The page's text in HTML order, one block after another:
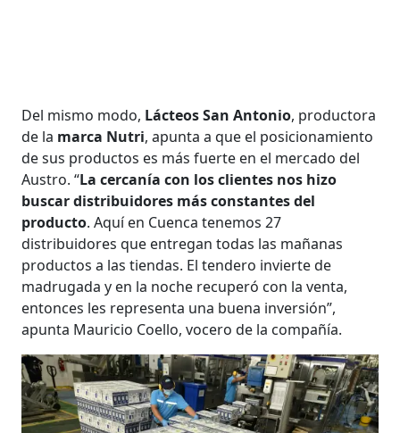
Del mismo modo, Lácteos San Antonio, productora
de la marca Nutri, apunta a que el posicionamiento
de sus productos es más fuerte en el mercado del
Austro. “La cercanía con los clientes nos hizo
buscar distribuidores más constantes del
producto. Aquí en Cuenca tenemos 27
distribuidores que entregan todas las mañanas
productos a las tiendas. El tendero invierte de
madrugada y en la noche recuperó con la venta,
entonces les representa una buena inversión”,
apunta Mauricio Coello, vocero de la compañía.